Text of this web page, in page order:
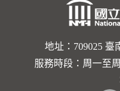
地址：709025 臺
服務時段：周一至